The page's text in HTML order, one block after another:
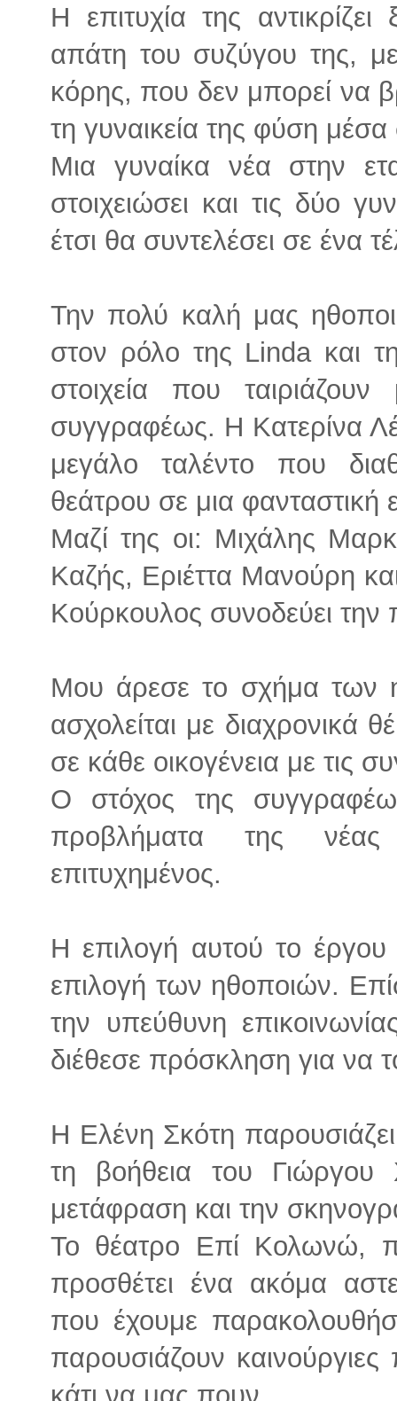
Η επιτυχία της
απάτη του συζύγου της,
κόρης, που δεν μπορεί να
τη γυναικεία της φύση
Μια γυναίκα νέα στην
στοιχειώσει και τις δύο
έτσι θα συντελέσει σε ένα
Την πολύ καλή μας
στον ρόλο της Linda και
στοιχεία που
συγγραφέως. Η Κατερίνα
μεγάλο ταλέντο που
θεάτρου σε μια φανταστική
Μαζί της οι: Μιχάλης
Καζής, Εριέττα Μανούρη
Κούρκουλος συνοδεύει
Μου άρεσε το σχήμα των
ασχολείται με διαχρονικά
σε κάθε οικογένεια με τις
Ο στόχος της
προβλήματα της νέας
επιτυχημένος.
Η επιλογή αυτού το
επιλογή των ηθοποιών.
την υπεύθυνη
διέθεσε πρόσκληση για να
Η Ελένη Σκότη
τη βοήθεια του Γιώργου
μετάφραση και την
Το θέατρο Επί Κολωνώ,
προσθέτει ένα ακόμα
που έχουμε
παρουσιάζουν
κάτι να μας πουν.